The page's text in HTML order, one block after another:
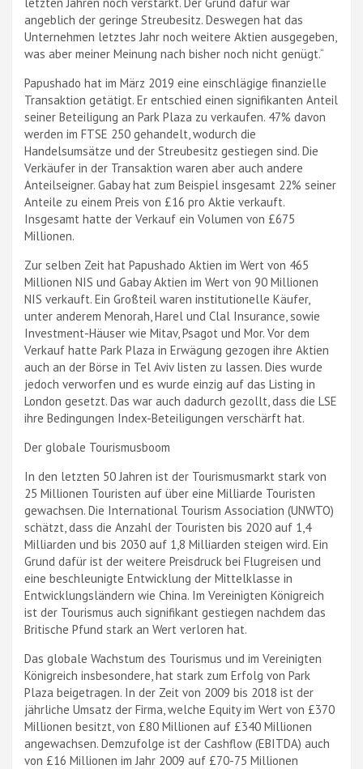
angeblich der geringe Streubesitz. Deswegen hat das
Unternehmen letztes Jahr noch weitere Aktien ausgegeben,
was aber meiner Meinung nach bisher noch nicht genügt.“
Papushado hat im März 2019 eine einschlägige finanzielle
Transaktion getätigt. Er entschied einen signifikanten Anteil
seiner Beteiligung an Park Plaza zu verkaufen. 47% davon
werden im FTSE 250 gehandelt, wodurch die
Handelsumsätze und der Streubesitz gestiegen sind. Die
Verkäufer in der Transaktion waren aber auch andere
Anteilseigner. Gabay hat zum Beispiel insgesamt 22% seiner
Anteile zu einem Preis von £16 pro Aktie verkauft.
Insgesamt hatte der Verkauf ein Volumen von £675
Millionen.
Zur selben Zeit hat Papushado Aktien im Wert von 465
Millionen NIS und Gabay Aktien im Wert von 90 Millionen
NIS verkauft. Ein Großteil waren institutionelle Käufer,
unter anderem Menorah, Harel und Clal Insurance, sowie
Investment-Häuser wie Mitav, Psagot und Mor. Vor dem
Verkauf hatte Park Plaza in Erwägung gezogen ihre Aktien
auch an der Börse in Tel Aviv listen zu lassen. Dies wurde
jedoch verworfen und es wurde einzig auf das Listing in
London gesetzt. Das war auch dadurch gezollt, dass die LSE
ihre Bedingungen Index-Beteiligungen verschärft hat.
Der globale Tourismusboom
In den letzten 50 Jahren ist der Tourismusmarkt stark von
25 Millionen Touristen auf über eine Milliarde Touristen
gewachsen. Die International Tourism Association (UNWTO)
schätzt, dass die Anzahl der Touristen bis 2020 auf 1,4
Milliarden und bis 2030 auf 1,8 Milliarden steigen wird. Ein
Grund dafür ist der weitere Preisdruck bei Flugreisen und
eine beschleunigte Entwicklung der Mittelklasse in
Entwicklungsländern wie China. Im Vereinigten Königreich
ist der Tourismus auch signifikant gestiegen nachdem das
Britische Pfund stark an Wert verloren hat.
Das globale Wachstum des Tourismus und im Vereinigten
Königreich insbesondere, hat stark zum Erfolg von Park
Plaza beigetragen. In der Zeit von 2009 bis 2018 ist der
jährliche Umsatz der Firma, welche Equity im Wert von £370
Millionen besitzt, von £80 Millionen auf £340 Millionen
angewachsen. Demzufolge ist der Cashflow (EBITDA) auch
von £16 Millionen im Jahr 2009 auf £70-75 Millionen